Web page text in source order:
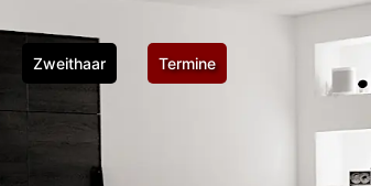
Zweithaar Termine